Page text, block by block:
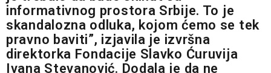
informativnog prostora Srbije. To je
skandalozna odluka, kojom ćemo se tek
pravno baviti”, izjavila je izvršna
direktorka Fondacije Slavko Ćuruvija
Ivana Stevanović. Dodala je da ne